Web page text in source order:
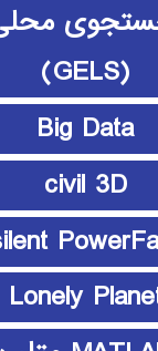
(GELS)
Big Data
civil 3D
Lonely